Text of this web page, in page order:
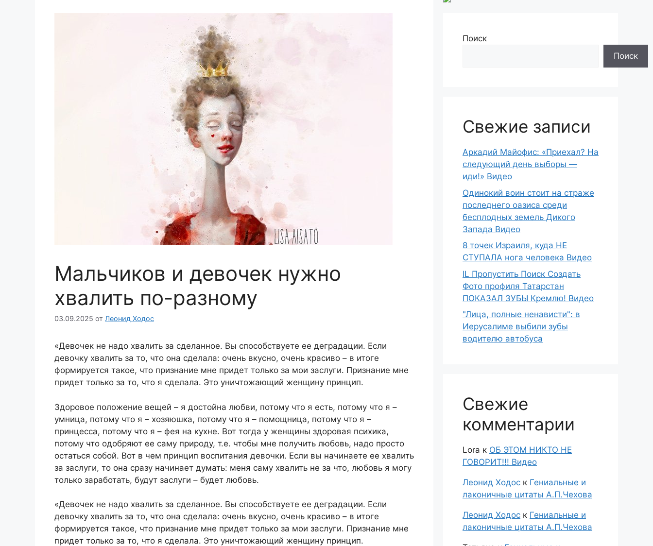
Мальчиков и девочек нужно
хвалить по-разному
03.09.2025 от Леонид Ходос
«Девочек не надо хвалить за сделанное. Вы способствуете ее деградации. Если
девочку хвалить за то, что она сделала: очень вкусно, очень красиво – в итоге
формируется такое, что признание мне придет только за мои заслуги. Признание мне
придет только за то, что я сделала. Это уничтожающий женщину принцип.
Здоровое положение вещей – я достойна любви, потому что я есть, потому что я –
умница, потому что я – хозяюшка, потому что я – помощница, потому что я –
принцесса, потому что я – фея на кухне. Вот тогда у женщины здоровая психика,
потому что одобряют ее саму природу, т.е. чтобы мне получить любовь, надо просто
остаться собой. Вот в чем принцип воспитания девочки. Если вы начинаете ее хвалить
за заслуги, то она сразу начинает думать: меня саму хвалить не за что, любовь я могу
только заработать, будут заслуги – будет любовь.
«Девочек не надо хвалить за сделанное. Вы способствуете ее деградации. Если
девочку хвалить за то, что она сделала: очень вкусно, очень красиво – в итоге
формируется такое, что признание мне придет только за мои заслуги. Признание мне
придет только за то, что я сделала. Это уничтожающий женщину принцип.
Поиск
Поиск
Свежие записи
Аркадий Майофис: «Приехал? На
следующий день выборы —
иди!» Видео
Одинокий воин стоит на страже
последнего оазиса среди
бесплодных земель Дикого
Запада Видео
8 точек Израиля, куда НЕ
СТУПАЛА нога человека Видео
IL Пропустить Поиск Создать
Фото профиля Татарстан
ПОКАЗАЛ ЗУБЫ Кремлю! Видео
"Лица, полные ненависти": в
Иерусалиме выбили зубы
водителю автобуса
Свежие
комментарии
Lora к ОБ ЭТОМ НИКТО НЕ
ГОВОРИТ!!! Видео
Леонид Ходос к Гениальные и
лаконичные цитаты А.П.Чехова
Леонид Ходос к Гениальные и
лаконичные цитаты А.П.Чехова